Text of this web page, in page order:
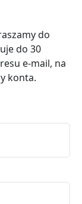
do
do 30
e-mail, na
konta.